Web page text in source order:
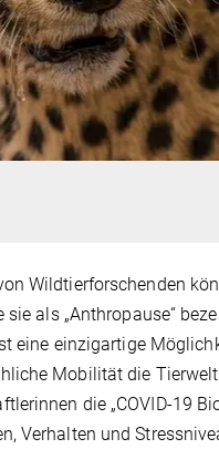
Wildtierforschenden
als „Anthropause“
eine einzigartige
Mobilität die
die „COVID-19
Verhalten und